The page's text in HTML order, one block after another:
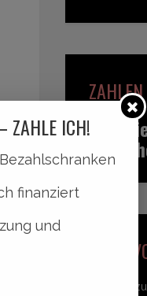
HEIDI
ZAHLE ICH!
finanziert
und